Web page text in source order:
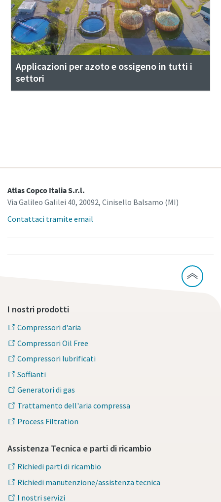
Applicazioni per azoto e ossigeno in tutti i
settori
Atlas Copco Italia S.r.l.
Via Galileo Galilei 40, 20092, Cinisello Balsamo (MI)
Contattaci tramite email
I nostri prodotti
Compressori d'aria
Compressori Oil Free
Compressori lubrificati
Soffianti
Generatori di gas
Trattamento dell'aria compressa
Process Filtration
Assistenza Tecnica e parti di ricambio
Richiedi parti di ricambio
Richiedi manutenzione/assistenza tecnica
I nostri servizi